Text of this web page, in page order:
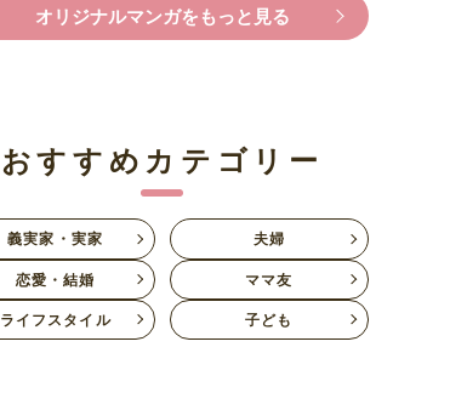
オリジナルマンガをもっと見る
おすすめカテゴリー
義実家・実家
夫婦
恋愛・結婚
ママ友
ライフスタイル
子ども